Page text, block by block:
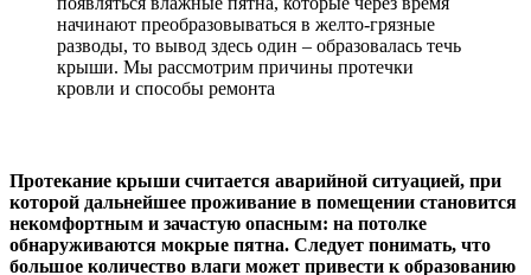
начинают преобразовываться в желто-грязные
разводы, то вывод здесь один – образовалась течь
крыши. Мы рассмотрим причины протечки
кровли и способы ремонта
Протекание крыши считается аварийной ситуацией, при
которой дальнейшее проживание в помещении становится
некомфортным и зачастую опасным: на потолке
обнаруживаются мокрые пятна. Следует понимать, что
большое количество влаги может привести к образованию